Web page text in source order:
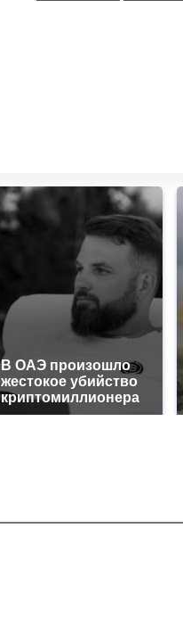
В ОАЭ произошло
жестокое убийство
криптомиллионера